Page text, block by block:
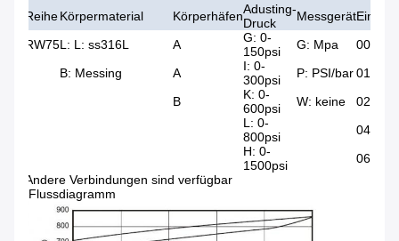
ReiheKörpermaterial KörperhäfenAdusting-
Druck
Messgerät
RW75L: L: ss316L A
G: 0-
150psi
G: Mpa
00:1/4
B: Messing
A
I: 0-
300psi
P: PSI/bar01:1/4
B
K: 0-
600psi
W: keine
02:3/8
L: 0-
800psi
04: 1/2
H: 0-
1500psi
06:3/
Andere Verbindungen sind verfügbar
Flussdiagramm